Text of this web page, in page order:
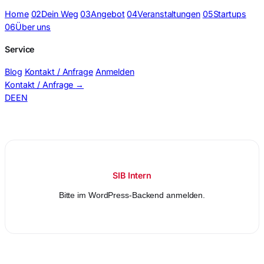
Home 02Dein Weg 03Angebot 04Veranstaltungen 05Startups
06Über uns
Service
Blog Kontakt / Anfrage Anmelden
Kontakt / Anfrage →
DEEN
SIB Intern
Bitte im WordPress-Backend anmelden.